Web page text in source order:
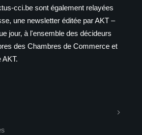
cci.be sont également relayées
une newsletter éditée par AKT –
jour, à l'ensemble des décideurs
des Chambres de Commerce et
AKT.